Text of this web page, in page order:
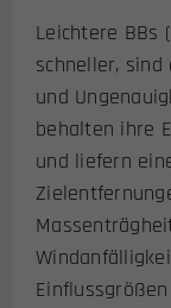
Leichtere BBs
schneller,
und
behalten ihre
und liefern